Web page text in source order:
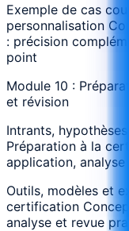
Exemple de cas
personnalisation
: précision
point
Module 10 :
et révision
Intrants,
Préparation à la
application,
Outils, modèles et
certification
analyse et revue